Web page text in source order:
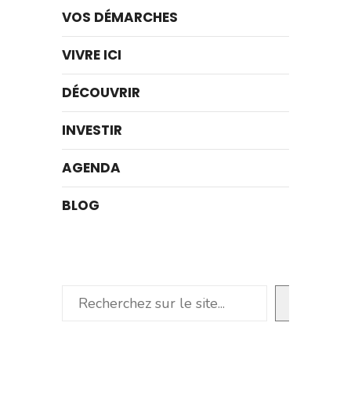
VOS DÉMARCHES
VIVRE ICI
DÉCOUVRIR
INVESTIR
AGENDA
BLOG
Rechercher